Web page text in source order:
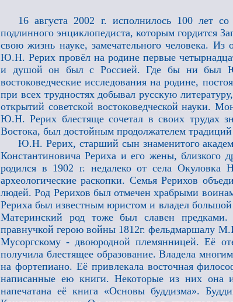
16 августа 2002 г. исполнилось 100 лет
подлинного энциклопедиста, которым гордится
свою жизнь науке, замечательного человека.
Ю.Н. Рерих провёл на родине первые
и душой он был с Россией. Где бы ни был
востоковедческие исследования на родине,
при всех трудностях добывал русскую
открытий советской востоковедческой науки.
Ю.Н. Рерих блестяще сочетал в своих трудах
Востока, был достойным продолжателем
Ю.Н. Рерих, старший сын знаменитого
Константиновича Рериха и его жены,
родился в 1902 г. недалеко от села Окуловка
археологические раскопки. Семья Рерихов
людей. Род Рерихов был отмечен храбрыми
Рериха был известным юристом и владел
Материнский род тоже был славен предками.
правнучкой герою войны 1812г. фельдмаршалу
Мусоргскому - двоюродной племянницей. Её
получила блестящее образование. Владела
на фортепиано. Её привлекала восточная
написанные ею книги. Некоторые из них она
напечатана её книга «Основы буддизма».